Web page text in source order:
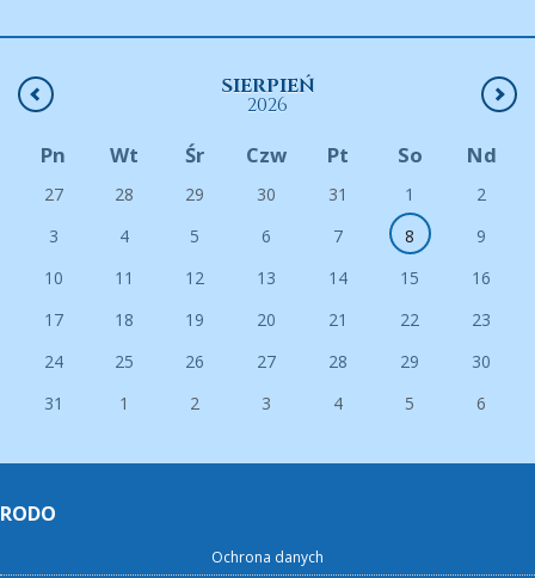
SIERPIEŃ
2026
Pn Wt Śr Czw Pt So Nd
27 28 29 30 31 1
2
3
4 5 6 7 8
9
10
11 12 13 14 15
16
17
18 19 20 21 22
23
24
25 26 27 28 29
30
31
1 2 3 4 5 6
RODO
Ochrona danych